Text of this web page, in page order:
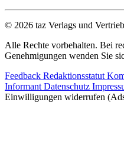
© 2026 taz Verlags und
Alle Rechte vorbehalten. Bei
Genehmigungen wenden Sie
Feedback Redaktionsstatut
Informant Datenschutz
Einwilligungen widerrufen